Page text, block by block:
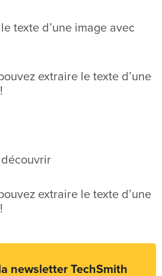
texte d’une image avec
extraire le texte d’une
découvrir
extraire le texte d’une
newsletter TechSmith